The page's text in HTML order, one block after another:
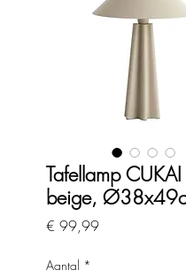
Tafellamp
beige,
€ 99,99Prijs
Aantal *